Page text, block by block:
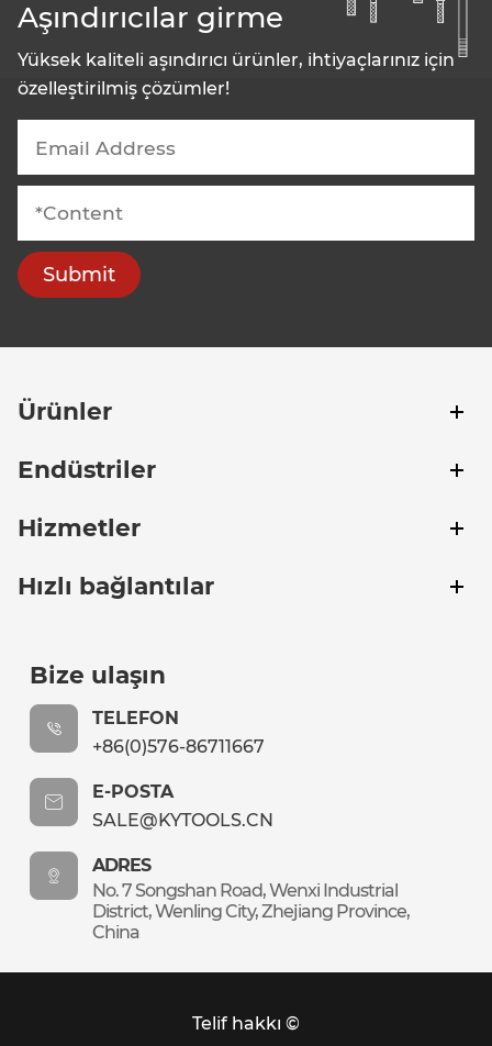
Aşındırıcılar girme
Yüksek kaliteli aşındırıcı ürünler, ihtiyaçlarınız için
özelleştirilmiş çözümler!
Submit
Ürünler
Endüstriler
Hizmetler
Hızlı bağlantılar
Bize ulaşın
TELEFON
+86(0)576-86711667
E-POSTA
SALE@KYTOOLS.CN
ADRES
No. 7 Songshan Road, Wenxi Industrial
District, Wenling City, Zhejiang Province,
China
Telif hakkı ©